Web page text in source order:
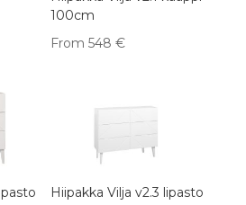
100cm
From 548€
Hiipakka Vilja v2.3 lipasto